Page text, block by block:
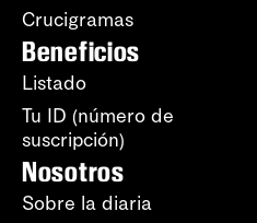
Crucigramas
Beneficios
Listado
Tu ID (número de
suscripción)
Nosotros
Sobre la diaria